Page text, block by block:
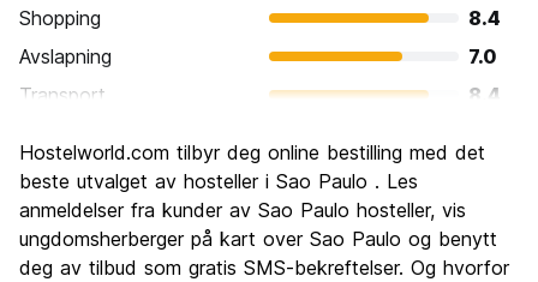
Shopping
8.4
Avslapning
7.0
Transport
8.4
Kultur
Feste
Verdi for pengene
7.0
Hostelworld.com tilbyr deg online bestilling med det
beste utvalget av hosteller i Sao Paulo . Les
anmeldelser fra kunder av Sao Paulo hosteller, vis
ungdomsherberger på kart over Sao Paulo og benytt
deg av tilbud som gratis SMS-bekreftelser. Og hvorfor